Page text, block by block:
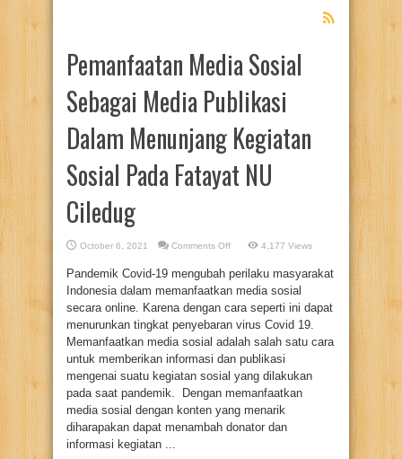
Pemanfaatan Media Sosial
Sebagai Media Publikasi
Dalam Menunjang Kegiatan
Sosial Pada Fatayat NU
Ciledug
October 6, 2021 Comments Offon
Sosial
Sebagai
Media
Publikasi
Dalam
Menunjang
Sosial
Fatayat
NU
Ciledug
4,177 Views
Pandemik Covid-19 mengubah perilaku masyarakat
Indonesia dalam memanfaatkan media sosial
secara online. Karena dengan cara seperti ini dapat
menurunkan tingkat penyebaran virus Covid 19.
Memanfaatkan media sosial adalah salah satu cara
untuk memberikan informasi dan publikasi
mengenai suatu kegiatan sosial yang dilakukan
pada saat pandemik. Dengan memanfaatkan
media sosial dengan konten yang menarik
diharapakan dapat menambah donator dan
informasi kegiatan ...